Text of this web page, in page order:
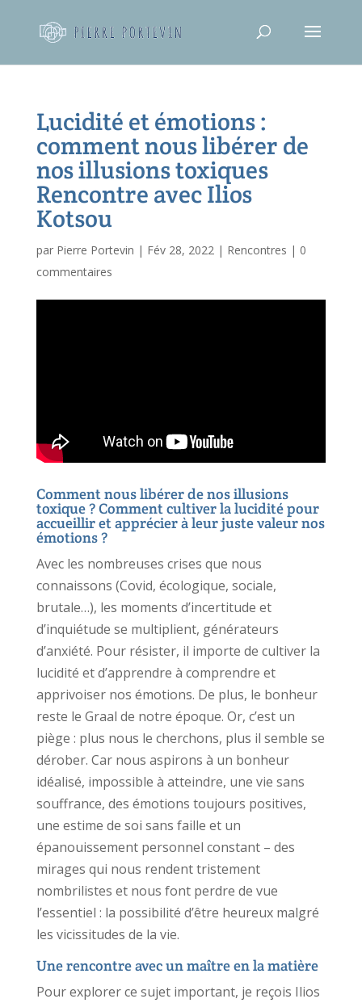
Lucidité et émotions :
comment nous libérer de
nos illusions toxiques
Rencontre avec Ilios
Kotsou
par Pierre Portevin | Fév 28, 2022| Rencontres | 0
commentaires
Comment nous libérer de nos illusions
toxique ? Comment cultiver la lucidité pour
accueillir et apprécier à leur juste valeur nos
émotions ?
Avec les nombreuses crises que nous
connaissons (Covid, écologique, sociale,
brutale…), les moments d’incertitude et
d’inquiétude se multiplient, générateurs
d’anxiété. Pour résister, il importe de cultiver la
lucidité et d’apprendre à comprendre et
apprivoiser nos émotions. De plus, le bonheur
reste le Graal de notre époque. Or, c’est un
piège : plus nous le cherchons, plus il semble se
dérober. Car nous aspirons à un bonheur
idéalisé, impossible à atteindre, une vie sans
souffrance, des émotions toujours positives,
une estime de soi sans faille et un
épanouissement personnel constant – des
mirages qui nous rendent tristement
nombrilistes et nous font perdre de vue
l’essentiel : la possibilité d’être heureux malgré
les vicissitudes de la vie.
Une rencontre avec un maître en la matière
Pour explorer ce sujet important, je reçois Ilios